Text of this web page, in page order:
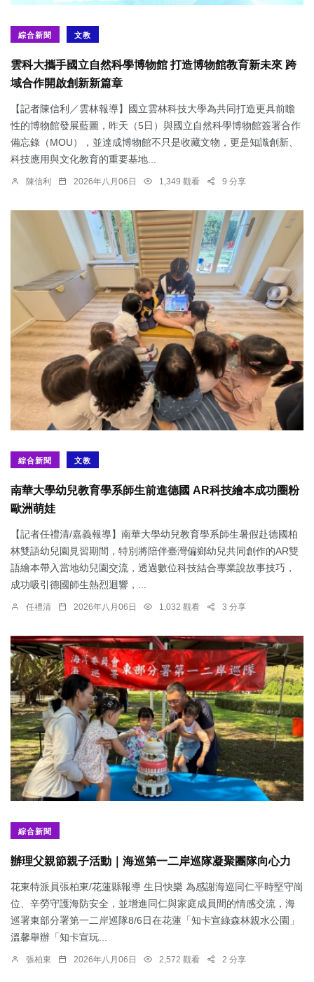
綜合新聞 文教
雲科大攜手國立自然科學博物館 打造博物館教育新未來 跨
域合作開啟創新新篇章
【記者陳信利／雲林報導】國立雲林科技大學為共同打造更具前瞻
性的博物館發展藍圖，昨天（5日）與國立自然科學博物館簽署合作
備忘錄（MOU），並達成博物館不只是收藏文物，更是知識創新、
科技應用與文化教育的重要基地...
陳信利 2026年八月06日 1,349 觀看 9 分享
綜合新聞 文教
南華大學幼兒教育學系師生前進德國 AR科技繪本成功圈粉
歐洲萌娃
【記者任禮清/嘉義報導】南華大學幼兒教育學系師生暑假赴德國柏
林雙語幼兒園見習期間，特別將陪伴臺灣偏鄉幼兒共同創作的AR雙
語繪本帶入當地幼兒園交流，透過數位科技結合專業說故事技巧，
成功吸引德國師生熱烈迴響，...
任禮清 2026年八月06日 1,032 觀看 3 分享
綜合新聞
辦理父親節親子活動｜海巡第一二岸巡隊凝聚團隊向心力
花東特派員張柏東/花蓮縣報導 生日快樂 為感謝海巡同仁平時堅守崗
位、辛勞守護海防安全，並增進同仁與家庭成員間的情感交流，海
巡署東部分署第一二岸巡隊8/6日在花蓮「知卡宣綠森林親水公園」
溫馨舉辦「知卡宣玩...
張柏東 2026年八月06日 2,572 觀看 2 分享